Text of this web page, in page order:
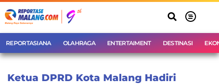
REPORTASIANA OLAHRAGA ENTERTAIMENT DESTINASI
Ketua DPRD Kota Malang Hadiri